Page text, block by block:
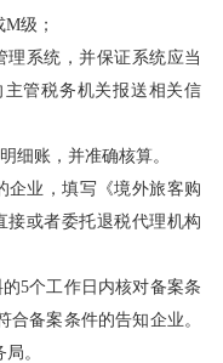
级；
理系统，并保证系统应当
管税务机关报送相关信
细账，并准确核算。
企业，填写《境外旅客购
接或者委托退税代理机构
5个工作日内核对备案条
备案条件的告知企业。
。